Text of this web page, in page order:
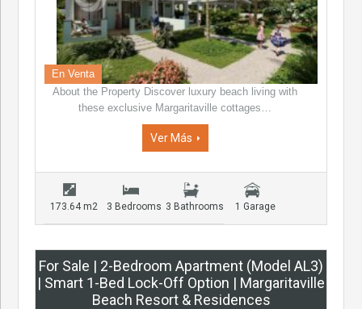
En Venta
About the Property Discover luxury beach living with
these exclusive Margaritaville cottages…
Ver Más
173.64 m2 3 Bedrooms 3 Bathrooms 1 Garage
For Sale | 2-Bedroom Apartment (Model AL3)
| Smart 1-Bed Lock-Off Option | Margaritaville
Beach Resort & Residences